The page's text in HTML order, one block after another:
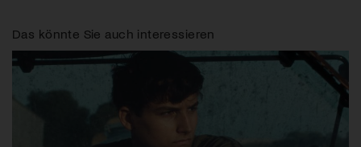
Das könnte Sie auch interessieren